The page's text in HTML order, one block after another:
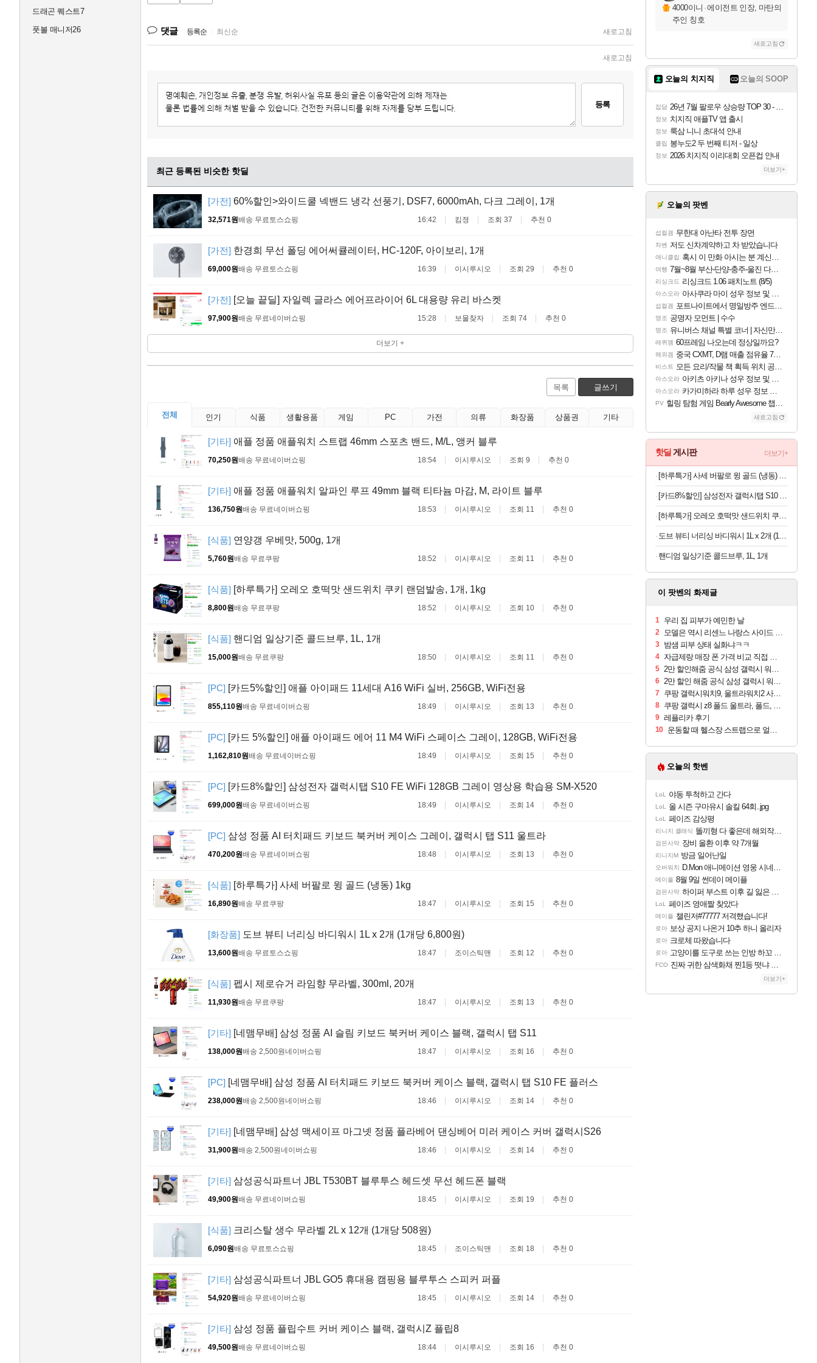
드래곤 퀘스트7
풋볼 매니저26
댓글 등록순 최신순 새로고침
새로고침
등록
최근 등록된 비슷한 핫딜
[가전] 60%할인>와이드쿨 넥밴드 냉각 선풍기, DSF7, 6000mAh, 다크 그레이, 1개
32,571원배송 무료토스쇼핑 16:42 킴졍 조회 37 추천 0
[가전] 한경희 무선 폴딩 에어써큘레이터, HC-120F, 아이보리, 1개
69,000원배송 무료토스쇼핑 16:39 이시루시오 조회 29 추천 0
[가전] [오늘 끝딜] 자일렉 글라스 에어프라이어 6L 대용량 유리 바스켓
97,900원배송 무료네이버쇼핑 15:28 보물찾자 조회 74 추천 0
더보기 +
목록 글쓰기
전체 인기 식품 생활용품 게임 PC 가전 의류 화장품 상품권 기타
[기타] 애플 정품 애플워치 스트랩 46mm 스포츠 밴드, M/L, 앵커 블루
70,250원배송 무료네이버쇼핑 18:54 이시루시오 조회 9 추천 0
[기타] 애플 정품 애플워치 알파인 루프 49mm 블랙 티타늄 마감, M, 라이트 블루
136,750원배송 무료네이버쇼핑 18:53 이시루시오 조회 11 추천 0
[식품] 연양갱 우베맛, 500g, 1개
5,760원배송 무료쿠팡 18:52 이시루시오 조회 11 추천 0
[식품] [하루특가] 오레오 호떡맛 샌드위치 쿠키 랜덤발송, 1개, 1kg
8,800원배송 무료쿠팡 18:52 이시루시오 조회 10 추천 0
[식품] 핸디엄 일상기준 콜드브루, 1L, 1개
15,000원배송 무료쿠팡 18:50 이시루시오 조회 11 추천 0
[PC] [카드5%할인] 애플 아이패드 11세대 A16 WiFi 실버, 256GB, WiFi전용
855,110원배송 무료네이버쇼핑 18:49 이시루시오 조회 13 추천 0
[PC] [카드 5%할인] 애플 아이패드 에어 11 M4 WiFi 스페이스 그레이, 128GB, WiFi전용
1,162,810원배송 무료네이버쇼핑 18:49 이시루시오 조회 15 추천 0
[PC] [카드8%할인] 삼성전자 갤럭시탭 S10 FE WiFi 128GB 그레이 영상용 학습용 SM-X520
699,000원배송 무료네이버쇼핑 18:49 이시루시오 조회 14 추천 0
[PC] 삼성 정품 AI 터치패드 키보드 북커버 케이스 그레이, 갤럭시 탭 S11 울트라
470,200원배송 무료네이버쇼핑 18:48 이시루시오 조회 13 추천 0
[식품] [하루특가] 사세 버팔로 윙 골드 (냉동) 1kg
16,890원배송 무료쿠팡 18:47 이시루시오 조회 15 추천 0
[화장품] 도브 뷰티 너리싱 바디워시 1L x 2개 (1개당 6,800원)
13,600원배송 무료토스쇼핑 18:47 조이스틱맨 조회 12 추천 0
[식품] 펩시 제로슈거 라임향 무라벨, 300ml, 20개
11,930원배송 무료쿠팡 18:47 이시루시오 조회 13 추천 0
[기타] [네맴무배] 삼성 정품 AI 슬림 키보드 북커버 케이스 블랙, 갤럭시 탭 S11
138,000원배송 2,500원네이버쇼핑 18:47 이시루시오 조회 16 추천 0
[PC] [네맴무배] 삼성 정품 AI 터치패드 키보드 북커버 케이스 블랙, 갤럭시 탭 S10 FE 플러스
238,000원배송 2,500원네이버쇼핑 18:46 이시루시오 조회 14 추천 0
[기타] [네맴무배] 삼성 맥세이프 마그넷 정품 플라베어 댄싱베어 미러 케이스 커버 갤럭시S26
31,900원배송 2,500원네이버쇼핑 18:46 이시루시오 조회 14 추천 0
[기타] 삼성공식파트너 JBL T530BT 블루투스 헤드셋 무선 헤드폰 블랙
49,900원배송 무료네이버쇼핑 18:45 이시루시오 조회 19 추천 0
[식품] 크리스탈 생수 무라벨 2L x 12개 (1개당 508원)
6,090원배송 무료토스쇼핑 18:45 조이스틱맨 조회 18 추천 0
[기타] 삼성공식파트너 JBL GO5 휴대용 캠핑용 블루투스 스피커 퍼플
54,920원배송 무료네이버쇼핑 18:45 이시루시오 조회 14 추천 0
[기타] 삼성 정품 플립수트 커버 케이스 블랙, 갤럭시Z 플립8
49,500원배송 무료네이버쇼핑 18:44 이시루시오 조회 16 추천 0
4000이니 ·에이전트 인장, 마탄의
주인 칭호
새로고침
오늘의 치지직 오늘의 SOOP
잡담 26년 7월 팔로우 상승량 TOP 30 - 월간 치지직
정보 치지직 애플TV 앱 출시
정보 룩삼 니니 초대석 안내
클립 봉누도2 두 번째 티저 - 일상
정보 2026 치지직 이리대회 오픈컵 안내
더보기+
오늘의 팟벤
섭컬겜 무한대 아난타 전투 장면
차벤 저도 신차계약하고 차 받았습니다
애니클립 혹시 이 만화 아시는 분 계신가요
여행 7월~8월 부산-단양-충주-울진 다녀왔어요~
리싱크드 리싱크드 1.06 패치노트 (8/5)
아스오라 아사쿠라 마이 성우 정보 및 주요 필모
섭컬겜 포트나이트에서 명일방주 엔드필드 [펠리카] 판매 예정
명조 공명자 모먼트 | 수수
명조 유니버스 채널 특별 코너 | 자신만의 스타일
레퀴엠 60프레임 나오는데 정상일까요?
해외겜 중국 CXMT, D램 매출 점유율 7%…글로벌 4위로 부상
비스트 모든 요리/작물 책 획득 위치 공략 (36개) - 미식가 도전과제
아스오라 아키츠 아키나 성우 정보 및 주요 필모
아스오라 카가미하라 하루 성우 정보 및 주요 필모
PV 힐링 탐험 게임 Bearly Awesome 챕터 1 트레일러
새로고침
핫딜 게시판 더보기+
[하루특가] 사세 버팔로 윙 골드 (냉동) 1kg
[카드8%할인] 삼성전자 갤럭시탭 S10 FE WiFi 128GB 그레이 영상용 학습용 SM-X520
[하루특가] 오레오 호떡맛 샌드위치 쿠키 랜덤발송, 1개, 1kg
도브 뷰티 너리싱 바디워시 1L x 2개 (1개당 6,800원)
핸디엄 일상기준 콜드브루, 1L, 1개
이 팟벤의 화제글
1 우리 집 피부가 예민한 날
2 모델은 역시 리센느 나랑스 사이드 1.25L 1박스
3 밤샘 피부 상태 실화냐ㅋㅋ
4 자급제랑 매장 폰 가격 비교 직접 안가도 되네요
5 2만 할인해줌 공식 삼성 갤럭시 워치9 크림, 40mm, 블루투스
6 2만 할인 해줌 공식 삼성 갤럭시 워치9 실버, 44mm, 블루투스
7 쿠팡 갤럭시워치9, 울트라워치2 사전구매 혜택 받아보세요
8 쿠팡 갤럭시 z8 폴드 울트라, 폴드, 플립 사전예약
9 레플리카 후기
10 운동할 때 헬스장 스트랩으로 얼굴 만졌다가 볼 뒤집어짐
오늘의 핫벤
LoL 야동 투척하고 간다
LoL 올 시즌 구마유시 솔킬 64회..jpg
LoL 페이즈 감상평
리니지 클래식 똘끼형 다 좋은데 해외작업장 도와주는 짓은 좀 아니지않냐?
검은사막 장비 올환 이후 약 7개월
리니지M 방금 일어난일
오버워치 D.Mon 애니메이션 영웅 시네마틱
메이플 8월 9일 썬데이 메이플
검은사막 하이퍼 부스트 이후 길 잃은 뉴비분들!
LoL 페이즈 영애짤 찾았다
메이플 챌린저#77777 저격했습니다!
로아 보상 공지 나온거 10추 하니 올리자
로아 크로체 따왔습니다
로아 고양이를 도구로 쓰는 인방 하꼬 스트리머 박제합니다.
FCO 진짜 귀한 삼색화채 찐1등 떳냐 ㅅㅅㅅ
더보기+